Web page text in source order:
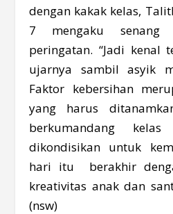
dengan kakak kelas,
7 mengaku senang
peringatan. “Jadi kenal
ujarnya sambil asyik
Faktor kebersihan
yang harus
berkumandang
dikondisikan untuk
hari itu berakhir
kreativitas anak dan
(nsw)